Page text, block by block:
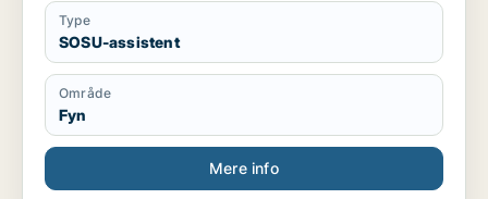
Type
SOSU-assistent
Område
Fyn
Mere info